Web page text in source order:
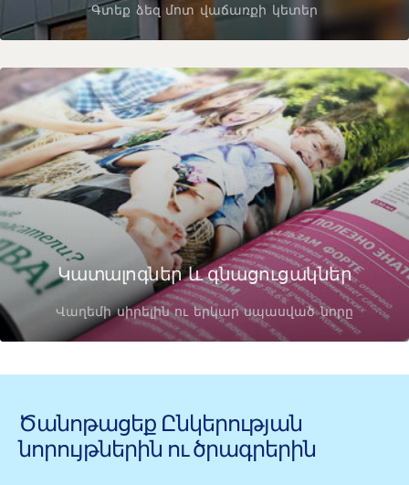
Գտեք ձեզ մոտ վաճառքի կետեր
Կատալոգներ և գնացուցակներ
Վաղեմի սիրելին ու երկար սպասված նորը
Ծանոթացեք Ընկերության
նորույթներին ու ծրագրերին